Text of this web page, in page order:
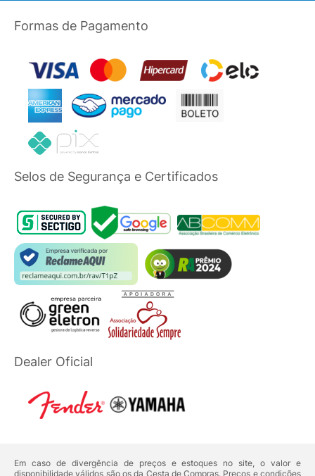
Formas de Pagamento
Selos de Segurança e Certificados
Dealer Oficial
Em caso de divergência de preços e estoques no site, o valor e
disponibilidade válidos são os da Cesta de Compras. Preços e condições